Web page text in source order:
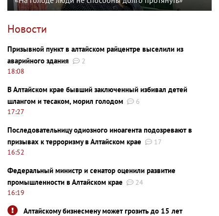
Новости
Призывной пункт в алтайском райцентре выселили из
аварийного здания
2
18:08
В Алтайском крае бывший заключенный избивал детей
шлангом и тесаком, морил голодом
6
17:27
Последовательницу одиозного иноагента подозревают в
призывах к терроризму в Алтайском крае
17
16:52
Федеральный министр и сенатор оценили развитие
промышленности в Алтайском крае
24
16:19
Алтайскому бизнесмену может грозить до 15 лет